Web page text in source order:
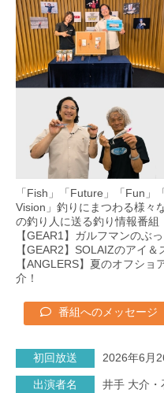
「Fish」「Future」「Fun」
Vision」釣りにまつわる様々
の釣り人に送る釣り情報番組
【GEAR1】ガルフマンのぶ
【GEAR2】SOLAIZのアイ
【ANGLERS】夏のオフシ
介！
番組へのメッセージ
初回放送 2026年6月
出演者名 井手 大介・